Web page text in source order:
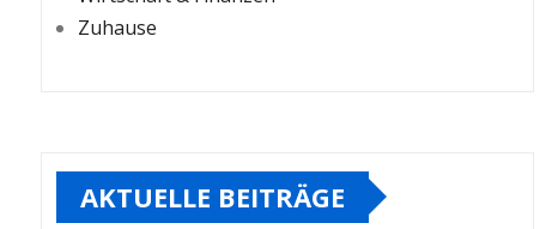
Zuhause
AKTUELLE BEITRÄGE